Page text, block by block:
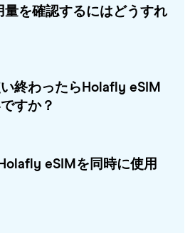
量を確認するにはどうすれ
終わったらHolafly eSIM
すか？
eSIMを同時に使用